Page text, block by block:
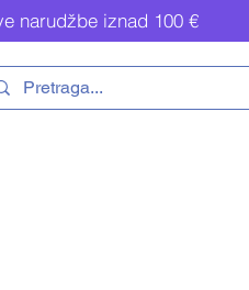
narudžbe iznad 100 €